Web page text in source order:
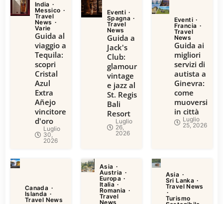
India
Messico
Travel
News
Varie
Guida al
viaggio a
Tequila:
scopri
Cristal
Azul
Extra
Añejo
vincitore
d'oro
Luglio
30,
2026
Eventi
Spagna
Travel
News
Guida a
Jack's
Club:
glamour
vintage
e jazz al
St. Regis
Bali
Resort
Luglio
26,
2026
Eventi
Francia
Travel
News
Guida ai
migliori
servizi di
autista a
Ginevra:
come
muoversi
in città
Luglio
25, 2026
Canada
Islanda
Travel News
Asia
Austria
Europa
Italia
Romania
Travel
News
Asia
Sri Lanka
Travel News
Turismo